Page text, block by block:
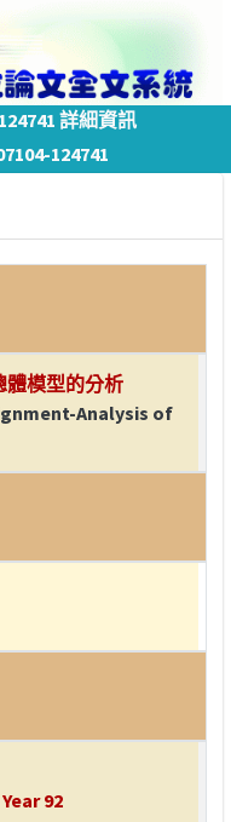
詳細資訊
124741
體模型的分析
Analysis of
92